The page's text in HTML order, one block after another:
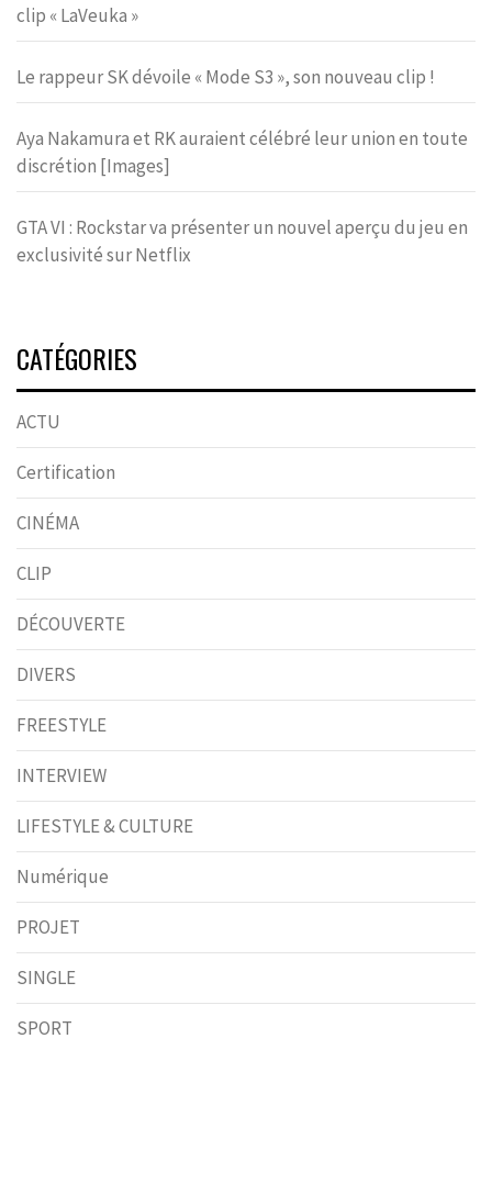
clip « LaVeuka »
Le rappeur SK dévoile « Mode S3 », son nouveau clip !
Aya Nakamura et RK auraient célébré leur union en toute
discrétion [Images]
GTA VI : Rockstar va présenter un nouvel aperçu du jeu en
exclusivité sur Netflix
CATÉGORIES
ACTU
Certification
CINÉMA
CLIP
DÉCOUVERTE
DIVERS
FREESTYLE
INTERVIEW
LIFESTYLE & CULTURE
Numérique
PROJET
SINGLE
SPORT